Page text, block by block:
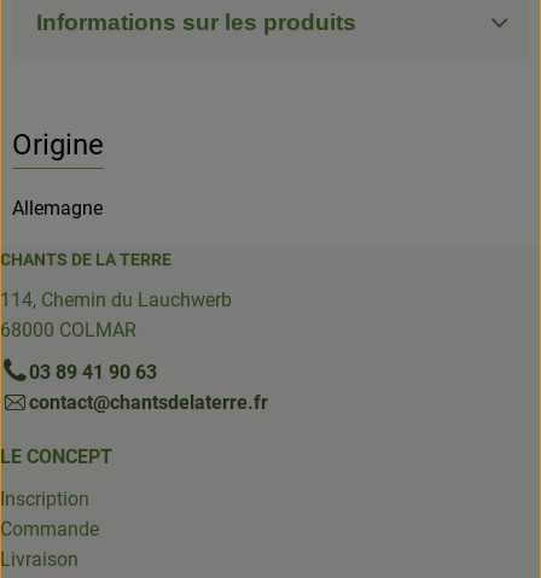
Informations sur les produits
Origine
Allemagne
CHANTS DE LA TERRE
114, Chemin du Lauchwerb
68000 COLMAR
03 89 41 90 63
contact@chantsdelaterre.fr
LE CONCEPT
Inscription
Commande
Livraison